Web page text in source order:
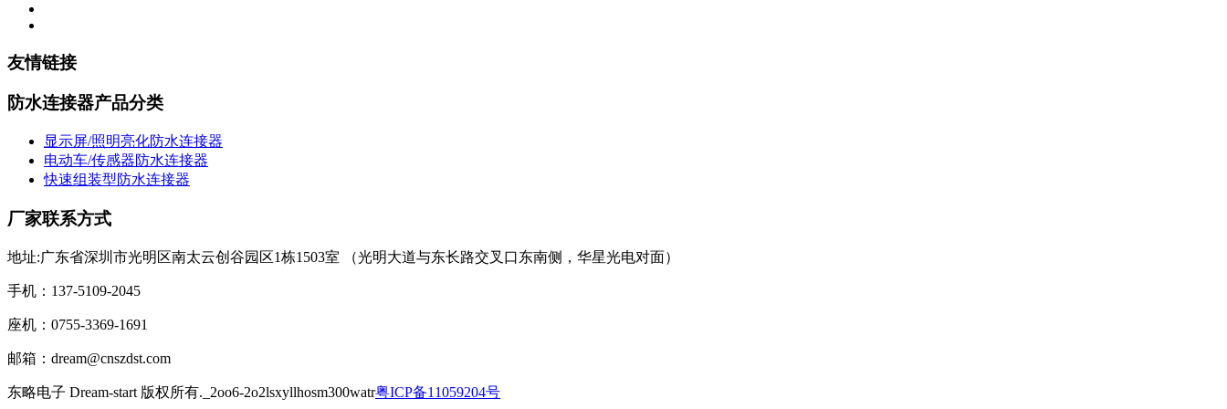
友情链接
防水连接器产品分类
显示屏/照明亮化防水连接器
电动车/传感器防水连接器
快速组装型防水连接器
厂家联系方式
地址:广东省深圳市光明区南太云创谷园区1栋1503室 （光明大道与东长路交叉口东南侧，华星光电对面）
手机：137-5109-2045
座机：0755-3369-1691
邮箱：dream@cnszdst.com
东略电子 Dream-start 版权所有._2oo6-2o2lsxyllhosm300watr粤ICP备11059204号